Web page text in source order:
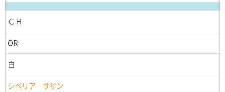
ＣＨ
OR
白
シベリア サザン